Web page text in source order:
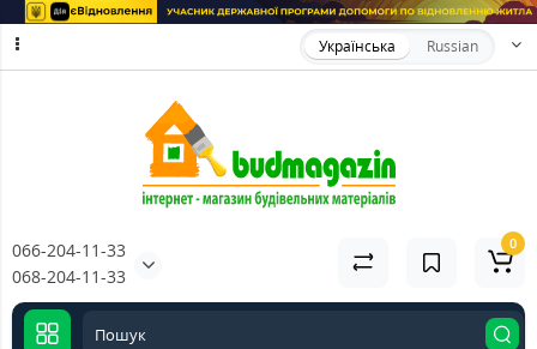
Українська Russian
066-204-11-33
068-204-11-33
0